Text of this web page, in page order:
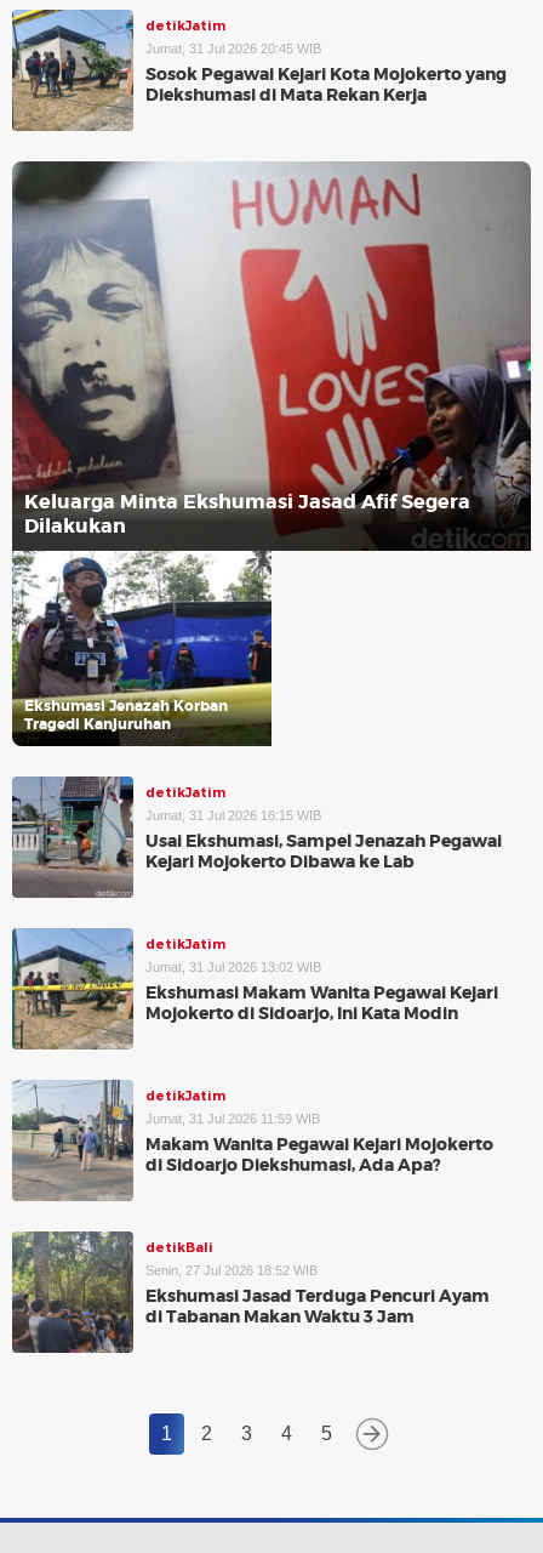
detikJatim
Jumat, 31 Jul 2026 20:45 WIB
Sosok Pegawai Kejari Kota Mojokerto yang
Diekshumasi di Mata Rekan Kerja
Keluarga Minta Ekshumasi Jasad Afif Segera
Dilakukan
Ekshumasi Jenazah Korban
Tragedi Kanjuruhan
detikJatim
Jumat, 31 Jul 2026 16:15 WIB
Usai Ekshumasi, Sampel Jenazah Pegawai
Kejari Mojokerto Dibawa ke Lab
detikJatim
Jumat, 31 Jul 2026 13:02 WIB
Ekshumasi Makam Wanita Pegawai Kejari
Mojokerto di Sidoarjo, Ini Kata Modin
detikJatim
Jumat, 31 Jul 2026 11:59 WIB
Makam Wanita Pegawai Kejari Mojokerto
di Sidoarjo Diekshumasi, Ada Apa?
detikBali
Senin, 27 Jul 2026 18:52 WIB
Ekshumasi Jasad Terduga Pencuri Ayam
di Tabanan Makan Waktu 3 Jam
1 2 3 4 5